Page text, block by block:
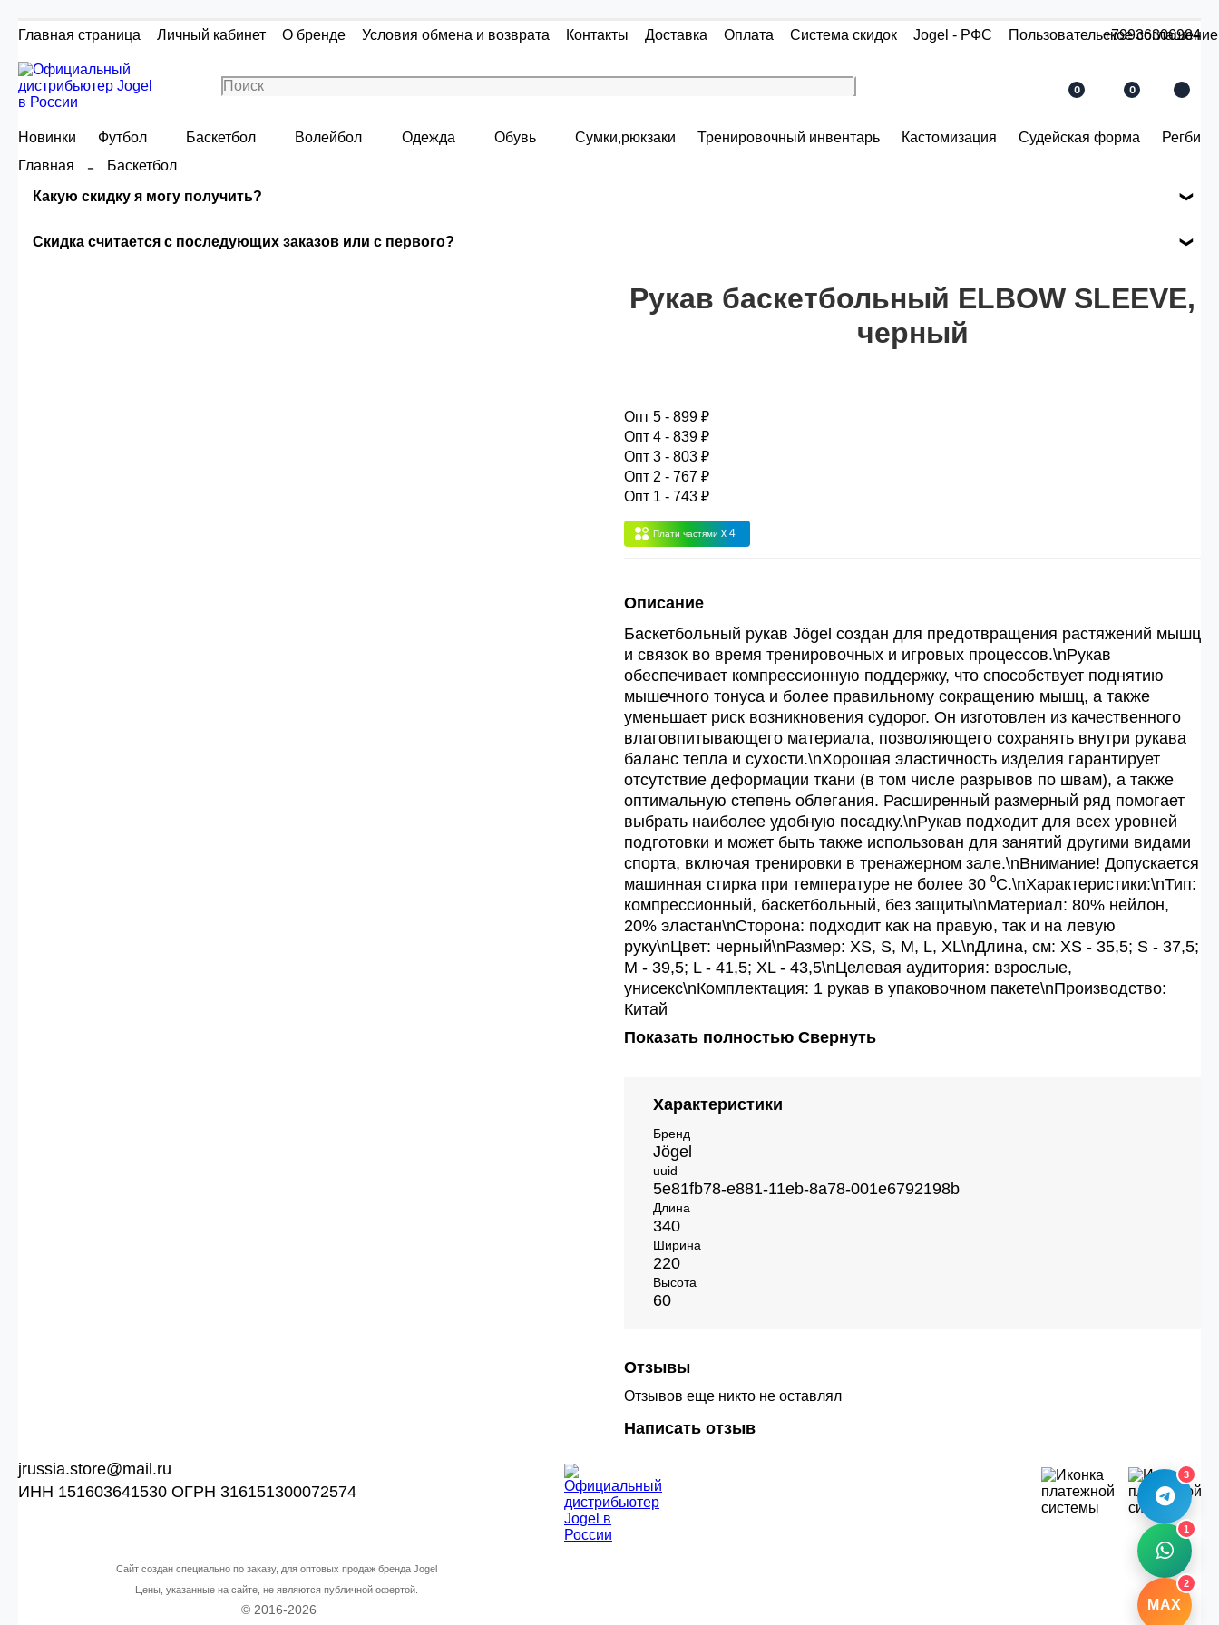
Главная страница Личный кабинет О бренде Условия обмена и возврата Контакты Доставка Оплата Система скидок Jogel - РФС Пользовательское соглашение
+79936306984
0 0
Новинки Футбол Баскетбол Волейбол Одежда Обувь Сумки,рюкзаки Тренировочный инвентарь Кастомизация Судейская форма
Регби
Главная
Баскетбол
Какую скидку я могу получить?
Сумма скидки зависит от стоимости вашего заказа, общая сумма заказа считается по розничной цене
сумма всех заказов за 6 месяцев - 30.000 рублей.
- сумма всех заказов за 6 месяцев 80.000 рублей
- сумма всех заказов за 6 месяцев 200.000 рублей.
Скидка считается с последующих заказов или с первого?
Рукав баскетбольный ELBOW SLEEVE,
черный
Опт 5 - 899 ₽
Опт 4 - 839 ₽
Опт 3 - 803 ₽
Опт 2 - 767 ₽
Опт 1 - 743 ₽
Плати частями x 4
Описание
Баскетбольный рукав Jögel создан для предотвращения растяжений мышц
и связок во время тренировочных и игровых процессов.\nРукав
обеспечивает компрессионную поддержку, что способствует поднятию
мышечного тонуса и более правильному сокращению мышц, а также
уменьшает риск возникновения судорог. Он изготовлен из качественного
влаговпитывающего материала, позволяющего сохранять внутри рукава
баланс тепла и сухости.\nХорошая эластичность изделия гарантирует
отсутствие деформации ткани (в том числе разрывов по швам), а также
оптимальную степень облегания. Расширенный размерный ряд помогает
выбрать наиболее удобную посадку.\nРукав подходит для всех уровней
подготовки и может быть также использован для занятий другими видами
спорта, включая тренировки в тренажерном зале.\nВнимание! Допускается
машинная стирка при температуре не более 30 ⁰С.\nХарактеристики:\nТип:
компрессионный, баскетбольный, без защиты\nМатериал: 80% нейлон,
20% эластан\nСторона: подходит как на правую, так и на левую
руку\nЦвет: черный\nРазмер: XS, S, M, L, XL\nДлина, см: XS - 35,5; S - 37,5;
M - 39,5; L - 41,5; XL - 43,5\nЦелевая аудитория: взрослые,
унисекс\nКомплектация: 1 рукав в упаковочном пакете\nПроизводство:
Китай
Показать полностью Свернуть
Характеристики
Бренд
Jögel
uuid
5e81fb78-e881-11eb-8a78-001e6792198b
Длина
340
Ширина
220
Высота
60
Отзывы
Отзывов еще никто не оставлял
Написать отзыв
jrussia.store@mail.ru
ИНН 151603641530 ОГРН 316151300072574
Сайт создан специально по заказу, для оптовых продаж бренда Jogel
Цены, указанные на сайте, не являются публичной офертой.
© 2016-2026
3
1
MAX
2